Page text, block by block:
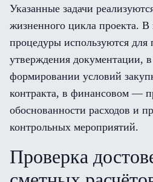
Указанные задачи
жизненного цикла проекта.
процедуры используются для
утверждения документации,
формировании условий
контракта, в финансовом —
обоснованности расходов и
контрольных мероприятий.
Проверка